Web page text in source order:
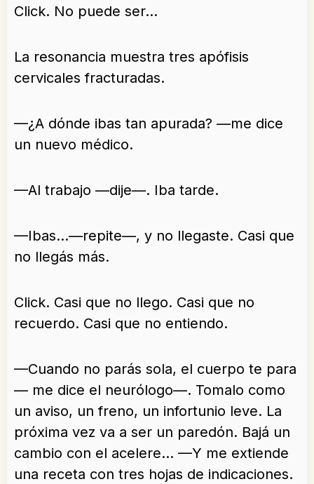
Click. No puede ser…
La resonancia muestra tres apófisis
cervicales fracturadas.
—¿A dónde ibas tan apurada? —me dice
un nuevo médico.
—Al trabajo —dije—. Iba tarde.
—Ibas…—repite—, y no llegaste. Casi que
no llegás más.
Click. Casi que no llego. Casi que no
recuerdo. Casi que no entiendo.
—Cuando no parás sola, el cuerpo te para
— me dice el neurólogo—. Tomalo como
un aviso, un freno, un infortunio leve. La
próxima vez va a ser un paredón. Bajá un
cambio con el acelere… —Y me extiende
una receta con tres hojas de indicaciones.